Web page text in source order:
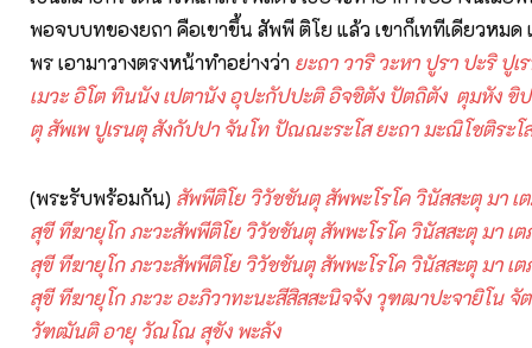
พอจบบทของยถา คือเขาขึ้น สัพพี ติโย แล้ว เขาก็เททีเดียวหม
พร เอามาวางตรงหน้าทำอย่างว่า ยะถา วาริ วะหา ปูรา ปะริ ปูเ
เมวะ อิโต ทินนัง เปตานัง อุปะกัปปะติ อิจชิตัง ปัตถิตัง ตุมหัง ขิป
ตุ สัพเพปูเรนตุ สังกัปปา จันโท ปัณณะระโส ยะถา มะณิโชติระโ
(พระรับพร้อมกัน) สัพพีติโย วิวัชชันตุ สัพพะโรโค วินัสสะตุ มา เ
สุขี ทีฆายุโก ภะวะสัพพีติโย วิวัชชันตุ สัพพะโรโค วินัสสะตุ มา เต
สุขี ทีฆายุโก ภะวะสัพพีติโย วิวัชชันตุ สัพพะโรโค วินัสสะตุ มา เต
สุขี ทีฆายุโก ภะวะ อะภิวาทะนะสีสิสสะนิจจัง วุฑฒาปะจายิโน จั
วัฑฒันติ อายุ วัณโณ สุขัง พะลัง